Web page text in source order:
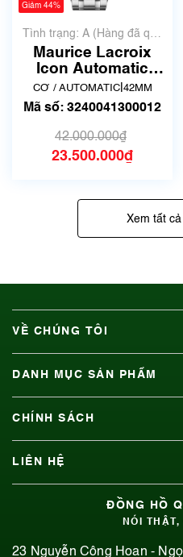
Giảm 44%
Tình trạng: A (Hàng đã qua
sử dụng nhưng rất đẹp,
không có xước)
Maurice Lacroix
Icon Automatic
AI6008-SS002-430-
1 | Đã qua sử dụng
CƠ / AUTOMATIC| 42MM
Mã số: 3240041300012
42.000.000₫
23.500.000₫
Xem tất
VỀ CHÚNG TÔI
DANH MỤC SẢN PHẨM
CHÍNH SÁCH
LIÊN HỆ
ĐỒNG HỒ
NÓI
23 Nguyễn Công Hoan -